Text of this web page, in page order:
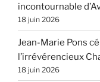
incontournable
18 juin 2026
Jean-Marie Pons
l’irrévérencieux
18 juin 2026